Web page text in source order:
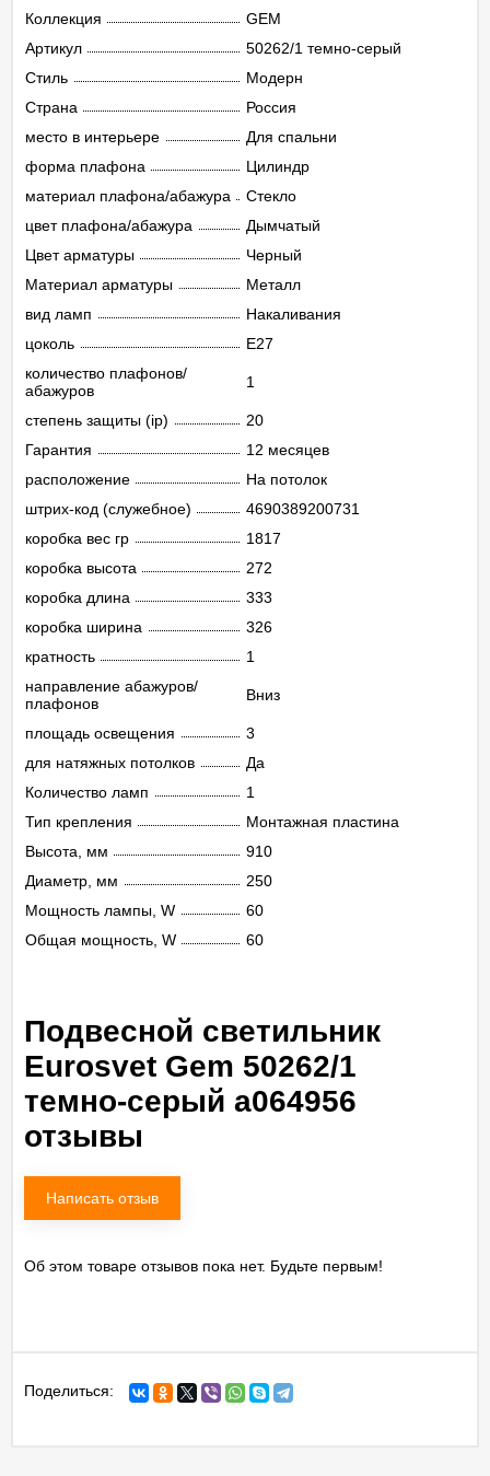
Коллекция
GEM
Артикул
50262/1 темно-серый
Стиль
Модерн
Страна
Россия
место в интерьере
Для спальни
форма плафона
Цилиндр
материал плафона/абажура
Стекло
цвет плафона/абажура
Дымчатый
Цвет арматуры
Черный
Материал арматуры
Металл
вид ламп
Накаливания
цоколь
E27
количество плафонов/
абажуров
1
степень защиты (ip)
20
Гарантия
12 месяцев
расположение
На потолок
штрих-код (служебное)
4690389200731
коробка вес гр
1817
коробка высота
272
коробка длина
333
коробка ширина
326
кратность
1
направление абажуров/
плафонов
Вниз
площадь освещения
3
для натяжных потолков
Да
Количество ламп
1
Тип крепления
Монтажная пластина
Высота, мм
910
Диаметр, мм
250
Мощность лампы, W
60
Общая мощность, W
60
Подвесной светильник
Eurosvet Gem 50262/1
темно-серый a064956
отзывы
Написать отзыв
Об этом товаре отзывов пока нет. Будьте первым!
Поделиться: